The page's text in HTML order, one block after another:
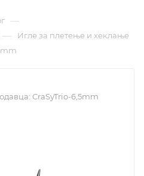
—
— Игле за плетење и хеклање
CraSyTrio-6,5mm